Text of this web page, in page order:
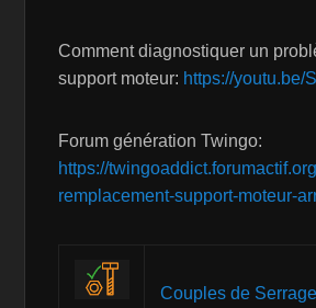
Comment diagnostiquer un
support moteur: https://youtu.be/
Forum génération Twingo:
https://
remplacement-support-moteur-
Couples de